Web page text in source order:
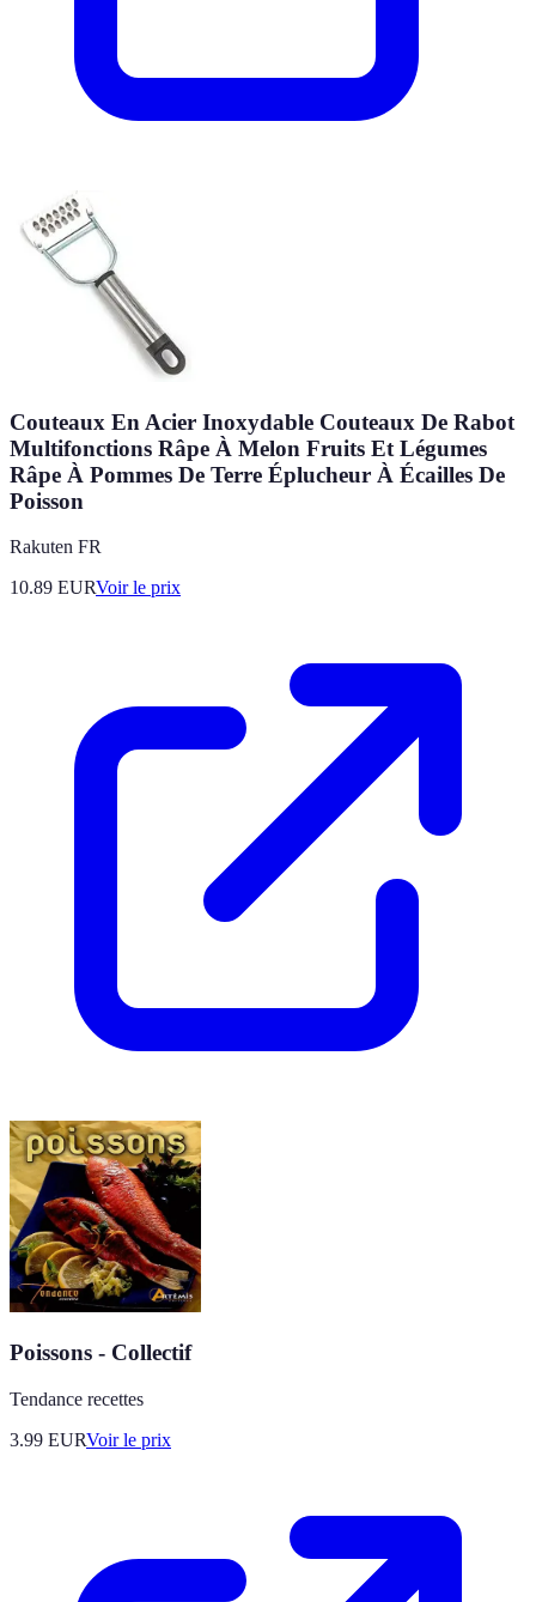
Couteaux En Acier Inoxydable Couteaux De Rabot
Multifonctions Râpe À Melon Fruits Et Légumes
Râpe À Pommes De Terre Éplucheur À Écailles De
Poisson
Rakuten FR
10.89 EURVoir le prix
Poissons - Collectif
Tendance recettes
3.99 EURVoir le prix